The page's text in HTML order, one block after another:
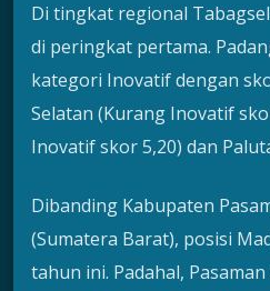
Di tingkat regional
di peringkat pertama.
kategori Inovatif dengan
Selatan (Kurang Inovatif
Inovatif skor 5,20) dan
Dibanding Kabupaten
(Sumatera Barat), posisi
tahun ini. Padahal,